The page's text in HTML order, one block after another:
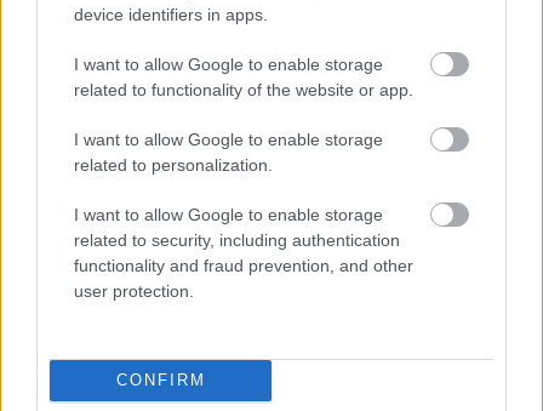
device identifiers in apps.
I want to allow Google to enable storage
related to functionality of the website or app.
I want to allow Google to enable storage
related to personalization.
I want to allow Google to enable storage
related to security, including authentication
functionality and fraud prevention, and other
user protection.
CONFIRM
Tartalommarketing blog: kifejezetten kereső-
marketing célokkal - prcikk elhelyezés, linkelhelyezés